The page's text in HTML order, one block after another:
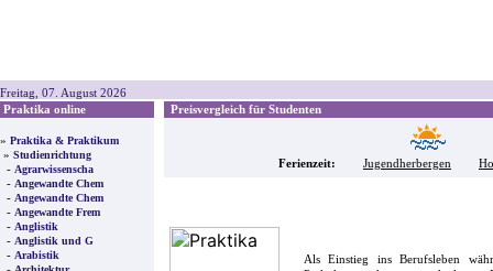
Freitag, 07. August 2026
Praktika online
» Praktika & Praktikum
» Studienrichtung
- Agrarwissenscha
- Angewandte Chem
- Angewandte Chem
- Angewandte Frem
- Anglistik
- Anglistik und G
- Arabistik
Preisvergleich für Studenten
Ferienzeit: Jugendherbergen
Als Einstieg ins Berufsleben